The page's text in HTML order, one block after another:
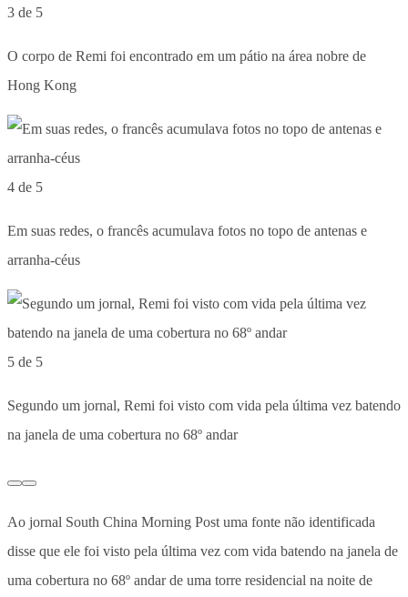
3 de 5
O corpo de Remi foi encontrado em um pátio na área nobre de
Hong Kong
4 de 5
Em suas redes, o francês acumulava fotos no topo de antenas e
arranha-céus
5 de 5
Segundo um jornal, Remi foi visto com vida pela última vez batendo
na janela de uma cobertura no 68º andar
Ao jornal South China Morning Post uma fonte não identificada
disse que ele foi visto pela última vez com vida batendo na janela de
uma cobertura no 68º andar de uma torre residencial na noite de